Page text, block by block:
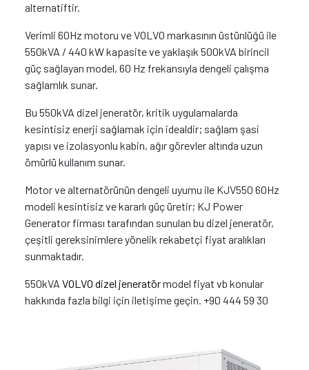
alternatiftir.
Verimli 60Hz motoru ve VOLVO markasının üstünlüğü ile
550kVA / 440 kW kapasite ve yaklaşık 500kVA birincil
güç sağlayan model, 60 Hz frekansıyla dengeli çalışma
sağlamlık sunar.
Bu 550kVA dizel jeneratör, kritik uygulamalarda
kesintisiz enerji sağlamak için idealdir; sağlam şasi
yapısı ve izolasyonlu kabin, ağır görevler altında uzun
ömürlü kullanım sunar.
Motor ve alternatörünün dengeli uyumu ile KJV550 60Hz
modeli kesintisiz ve kararlı güç üretir; KJ Power
Generator firması tarafından sunulan bu dizel jeneratör,
çeşitli gereksinimlere yönelik rekabetçi fiyat aralıkları
sunmaktadır.
550kVA VOLVO dizel jeneratörmodel fiyat vb konular
hakkında fazla bilgi için iletişime geçin. +90 444 59 30